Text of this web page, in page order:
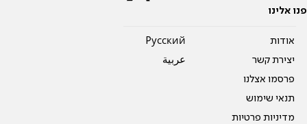
פנו אלינו
אודות
יצירת קשר
פרסמו אצלנו
תנאי שימוש
מדיניות פרטיות
Pусский
عربية